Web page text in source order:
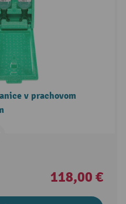
v prachovom
118,00 €